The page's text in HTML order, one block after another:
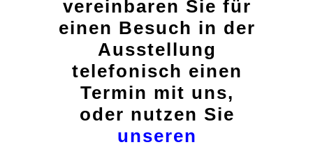
vereinbaren Sie für
einen Besuch in der
Ausstellung
telefonisch einen
Termin mit uns,
oder nutzen Sie
unseren